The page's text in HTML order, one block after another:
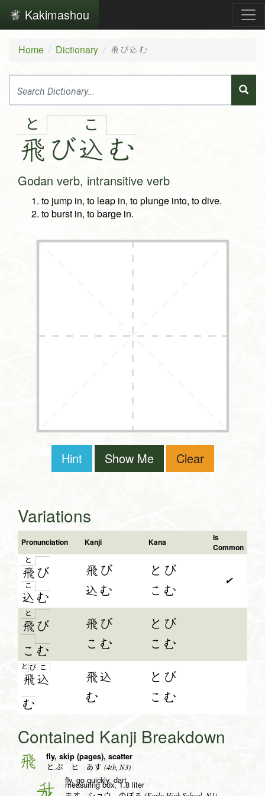
Kakimashou
Home Dictionary 飛び込む
と
飛 び
こ
込 む
Godan verb, intransitive verb
to jump in, to leap in, to plunge into, to dive.
to burst in, to barge in.
Hint Show Me Clear
Variations
Pronunciation Kanji Kana
Is
Common
と
飛 び
こ
込 む
飛び
込む
とび
こむ
✔
と
飛 び
こ む
飛び
こむ
とび
こむ
と び
飛
こ
込
む
飛込
む
とび
こむ
Contained Kanji Breakdown
飛 fly, skip (pages), scatter
と.ぶ ヒ あす (4th, N3)
fly, go quickly, dart
升 measuring box, 1.8 liter